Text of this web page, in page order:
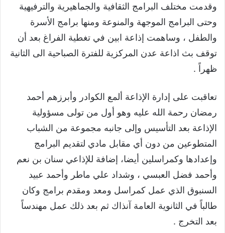
وقدمت مختلف البرامج الثقافية والجماهيرية والترفيهية
وحتى البرامج الموجهة والمنوعة ومنها برامج الأسرة
والطفل ، وساهمت إذاعة ابين في تغطية الفراغ بعد أن
توقف بث اذاعة عدن المركزية للفترة الصباحية الى الثانية
ظهراً .
تعاقبت على إدارة الإذاعة ألمع الكوادر وأبرزهم أحمد
رمضان رحمة الله عليه وهو أول من تولى مسؤولية
الإذاعة بعد التأسيس وإلى جانبه مجموعة من الشباب
المتطوعين من دون أي مقابل مادي لتقديم البرامج
وإعدادها وكمراسلين أيضا، إضافة للإذاعي سنان بن نعم
وأحمد فضل العبسي ، وشداد علي ماطر وأحمد عبيد
السنبوق الذي عمل كمراسل ومعد ومقدم برامج وكان
طالباً في الثانوية العامة آنذاك ثم بعد ذلك عمل مهندساً
بعد التخرج .